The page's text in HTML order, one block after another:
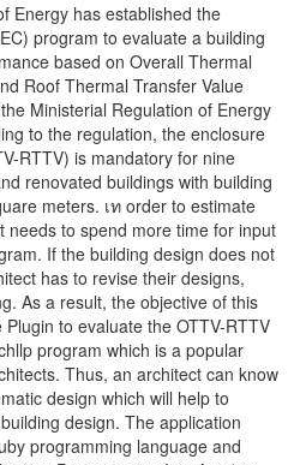
Energy has established the
program to evaluate a building
based on Overall Thermal
Roof Thermal Transfer Value
Ministerial Regulation of Energy
to the regulation, the enclosure
RTTV) is mandatory for nine
renovated buildings with building
meters. เท order to estimate
needs to spend more time for input
If the building design does not
has to revise their designs,
As a result, the objective of this
to evaluate the OTTV-RTTV
program which is a popular
Thus, an architect can know
design which will help to
design. The application
programming language and